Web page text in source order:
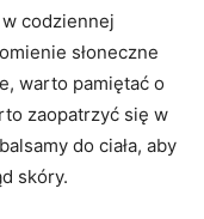
codziennej
słoneczne
‍warto pamiętać o
zaopatrzyć się w
‍do ⁣ciała, aby⁢
skóry.